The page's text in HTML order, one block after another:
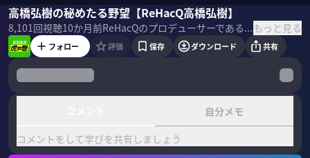
高橋弘樹の秘めたる野望【ReHacQ高橋弘樹】
8,101回視聴10か月前 ReHacQのプロデューサーである高橋弘樹氏がネットメディアで目指す野望を明かす。さらに、話が浅い人と深い人の違いなどのコミュニケーションスキルセットについても聞いた ＜ゲスト＞ 高橋弘樹／ReHacQ プロデューサーもっと見る
高橋弘樹三田友梨佳
フォロー 評価 保存 ダウンロード 共有
自分メモ
コメントをして学びを共有しましょう